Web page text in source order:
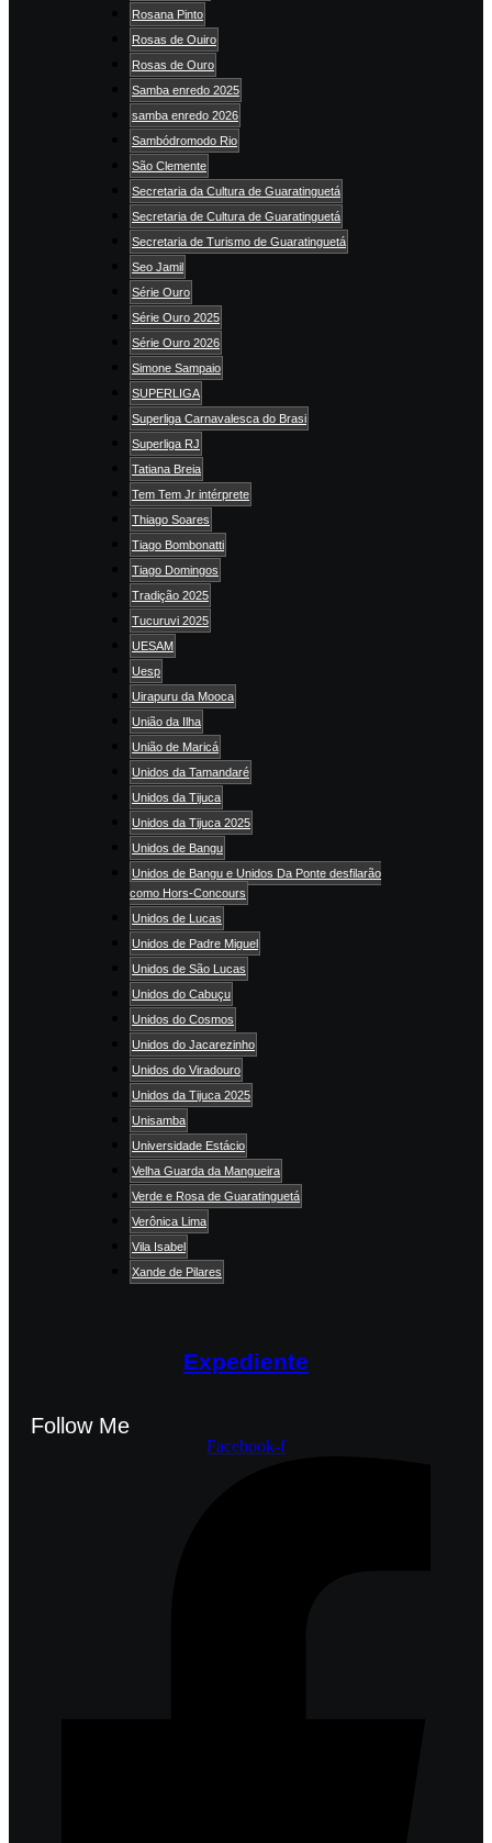
Rosana Pinto
Rosas de Ouiro
Rosas de Ouro
Samba enredo 2025
samba enredo 2026
Sambódromodo Rio
São Clemente
Secretaria da Cultura de Guaratinguetá
Secretaria de Cultura de Guaratinguetá
Secretaria de Turismo de Guaratinguetá
Seo Jamil
Série Ouro
Série Ouro 2025
Série Ouro 2026
Simone Sampaio
SUPERLIGA
Superliga Carnavalesca do Brasi
Superliga RJ
Tatiana Breia
Tem Tem Jr intérprete
Thiago Soares
Tiago Bombonatti
Tiago Domingos
Tradição 2025
Tucuruvi 2025
UESAM
Uesp
Uirapuru da Mooca
União da Ilha
União de Maricá
Unidos da Tamandaré
Unidos da Tijuca
Unidos da Tijuca 2025
Unidos de Bangu
Unidos de Bangu e Unidos Da Ponte desfilarão
como Hors-Concours
Unidos de Lucas
Unidos de Padre Miguel
Unidos de São Lucas
Unidos do Cabuçu
Unidos do Cosmos
Unidos do Jacarezinho
Unidos do Viradouro
Unidos da Tijuca 2025
Unisamba
Universidade Estácio
Velha Guarda da Mangueira
Verde e Rosa de Guaratinguetá
Verônica Lima
Vila Isabel
Xande de Pilares
Expediente
Follow Me
Facebook-f